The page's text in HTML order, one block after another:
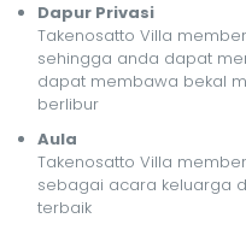
Dapur Privasi
Takenosatto Villa
sehingga anda dapat
dapat membawa bekal
berlibur
Aula
Takenosatto Villa
sebagai acara keluarga
terbaik